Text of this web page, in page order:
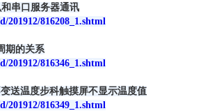
串口服务器通讯
201912/816208_1.shtml
期的关系
201912/816346_1.shtml
送温度步科触摸屏不显示温度值
201912/816349_1.shtml